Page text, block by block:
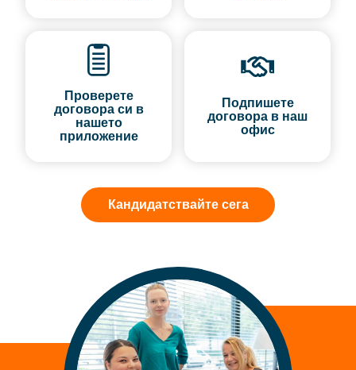
Проверете
договора си в
нашето
приложение
Подпишете
договора в наш
офис
Кандидатствайте сега